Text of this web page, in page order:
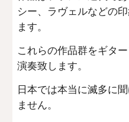
シー、ラヴェルなどの
ます。
これらの作品群をギタ
演奏致します。
日本では本当に滅多に
ません。